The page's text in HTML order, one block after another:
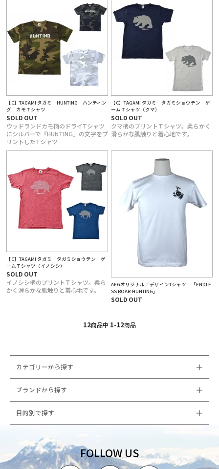
【C】TAGAMI タガミ HUNTING ハンティン
グ カモＴシャツ
SOLD OUT
ウッドランドカモ柄のドライTシャツ
にシルバーで『HUNTING』の文字をプ
リントしたTシャツ
【C】TAGAMI タガミ タガミショウテン ゲ
ームＴシャツ（クマ）
SOLD OUT
クマ柄のプリントＴシャツ。柔らかく
滑らかな肌触りと着心地です。
【C】TAGAMI タガミ タガミショウテン ゲ
ームＴシャツ（イノシシ）
SOLD OUT
イノシシ柄のプリントＴシャツ。柔ら
かく滑らかな肌触りと着心地です。
AEGオリジナル／デザインTシャツ 「ENDLE
SS BOAR-HUNTING」
SOLD OUT
12商品中 1-12商品
カテゴリーから探す
ブランドから探す
目的別で探す
FOLLOW US